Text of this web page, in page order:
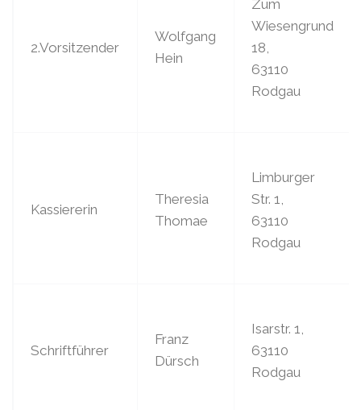
2.Vorsitzender
Wolfgang
Hein
Zum
Wiesengrund
18,
63110
Rodgau
Kassiererin
Theresia
Thomae
Limburger
Str. 1,
63110
Rodgau
Schriftführer
Franz
Dürsch
Isarstr. 1,
63110
Rodgau